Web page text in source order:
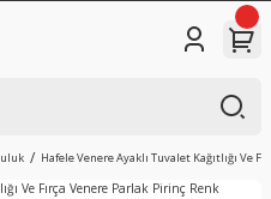
Hafele Venere Ayaklı Tuvalet Kağıtlığı Ve